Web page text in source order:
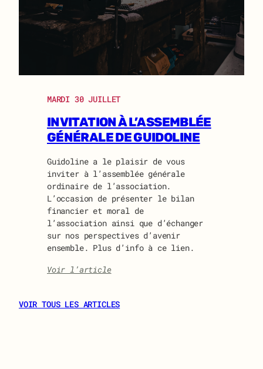
MARDI 30 JUILLET
INVITATION À L’ASSEMBLÉE
GÉNÉRALE DE GUIDOLINE
Guidoline a le plaisir de vous
inviter à l’assemblée générale
ordinaire de l’association.
L’occasion de présenter le bilan
financier et moral de
l’association ainsi que d’échanger
sur nos perspectives d’avenir
ensemble. Plus d’info à ce lien.
Voir l’article:
L’ASSEMBLÉE
VOIR TOUS LES ARTICLES